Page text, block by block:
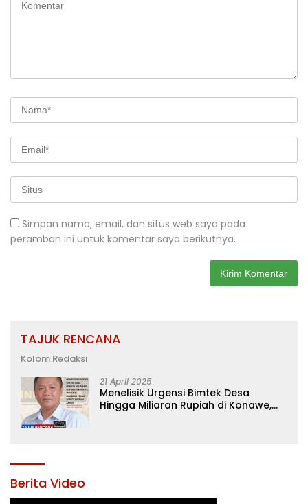
Simpan nama, email, dan situs web saya pada
peramban ini untuk komentar saya berikutnya.
TAJUK RENCANA
Kolom Redaksi
21 April 2025
Menelisik Urgensi Bimtek Desa
Hingga Miliaran Rupiah di Konawe,
Berita Video